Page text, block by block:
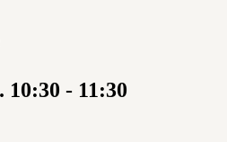
10:30 - 11:30